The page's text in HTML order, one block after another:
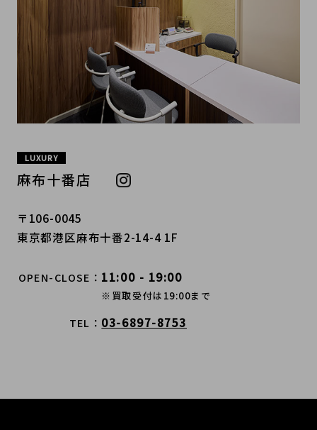
LUXURY
麻布十番店
〒106-0045
東京都港区麻布十番2-14-4 1F
OPEN-CLOSE 11:00 - 19:00
※買取受付は19:00まで
TEL 03-6897-8753